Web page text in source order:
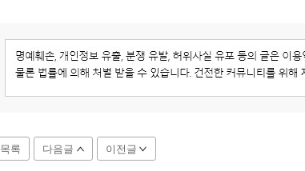
목록 다음글 이전글